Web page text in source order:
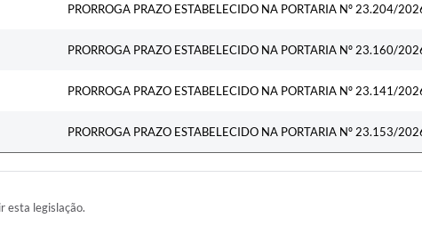
PRORROGA PRAZO ESTABELECIDO NA PORTARIA Nº 23.204/
PRORROGA PRAZO ESTABELECIDO NA PORTARIA Nº 23.160/
PRORROGA PRAZO ESTABELECIDO NA PORTARIA Nº 23.141/
PRORROGA PRAZO ESTABELECIDO NA PORTARIA Nº 23.153/
esta legislação.